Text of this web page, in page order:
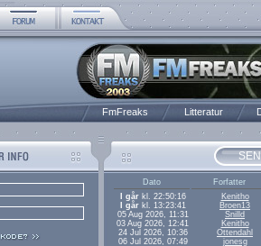
FmFreaks Litteratur
Dato
Forfatter
I gårkl. 22:50:16
Kenitho
I gårkl. 13:23:41
Broen13
05 Aug 2026, 11:31
Snilld
03 Aug 2026, 12:41
Kenitho
24 Jul 2026, 10:36
Ottendahl
06 Jul 2026, 07:49
jonesg